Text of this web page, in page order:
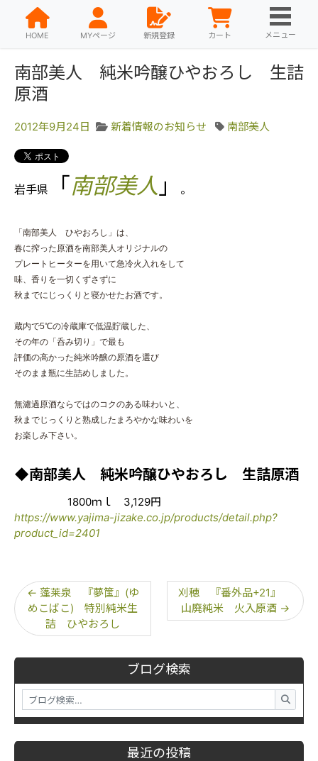
HOME MYページ 新規登録 カート メニュー
ブログ検索
最近の投稿
南部美人 純米吟醸ひやおろし 生詰
原酒
2012年9月24日 新着情報のお知らせ 南部美人
岩手県 「南部美人 」 。
「南部美人 ひやおろし」は、
春に搾った原酒を南部美人オリジナルの
プレートヒーターを用いて急冷火入れをして
味、香りを一切くずさずに
秋までにじっくりと寝かせたお酒です。
蔵内で5℃の冷蔵庫で低温貯蔵した、
その年の「呑み切り」で最も
評価の高かった純米吟醸の原酒を選び
そのまま瓶に生詰めしました。
無濾過原酒ならではのコクのある味わいと、
秋までじっくりと熟成した まろやかな味わいを
お楽しみ下さい。
◆南部美人 純米吟醸ひやおろし 生詰原酒
1800ｍｌ 3,129円
https://www.yajima-jizake.co.jp/products/detail.php?
product_id=2401
← 蓬莱泉 『夢筺』(ゆ
めこばこ) 特別純米生
詰 ひやおろし
刈穂 『番外品+21』
山廃純米 火入原酒 →